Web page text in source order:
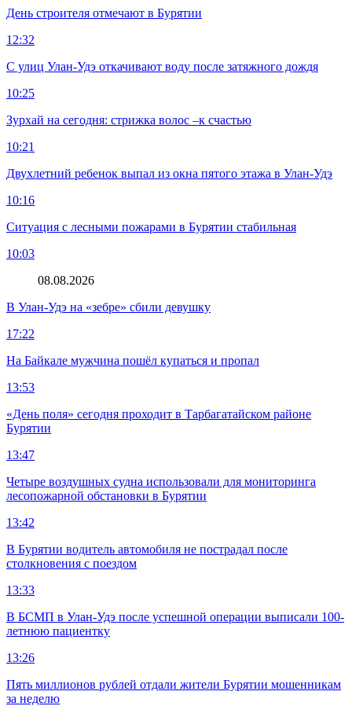
День строителя отмечают в Бурятии
12:32
С улиц Улан-Удэ откачивают воду после затяжного дождя
10:25
Зурхай на сегодня: стрижка волос –к счастью
10:21
Двухлетний ребенок выпал из окна пятого этажа в Улан-Удэ
10:16
Ситуация с лесными пожарами в Бурятии стабильная
10:03
08.08.2026
В Улан-Удэ на «зебре» сбили девушку
17:22
На Байкале мужчина пошёл купаться и пропал
13:53
«День поля» сегодня проходит в Тарбагатайском районе
Бурятии
13:47
Четыре воздушных судна использовали для мониторинга
лесопожарной обстановки в Бурятии
13:42
В Бурятии водитель автомобиля не пострадал после
столкновения с поездом
13:33
В БСМП в Улан-Удэ после успешной операции выписали 100-
летнюю пациентку
13:26
Пять миллионов рублей отдали жители Бурятии мошенникам
за неделю